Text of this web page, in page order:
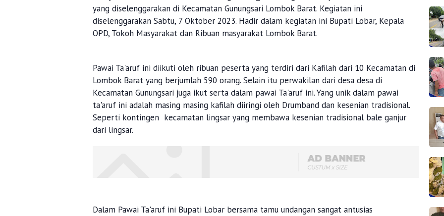
yang diselenggarakan di Kecamatan Gunungsari Lombok Barat. Kegiatan ini
diselenggarakan Sabtu, 7 Oktober 2023. Hadir dalam kegiatan ini Bupati Lobar, Kepala
OPD, Tokoh Masyarakat dan Ribuan masyarakat Lombok Barat.
Pawai Ta'aruf ini diikuti oleh ribuan peserta yang terdiri dari Kafilah dari 10 Kecamatan di
Lombok Barat yang berjumlah 590 orang. Selain itu perwakilan dari desa desa di
Kecamatan Gunungsari juga ikut serta dalam pawai Ta'aruf ini. Yang unik dalam pawai
ta'aruf ini adalah masing masing kafilah diiringi oleh Drumband dan kesenian tradisional.
Seperti kontingen kecamatan lingsar yang membawa kesenian tradisional bale ganjur
dari lingsar.
Dalam Pawai Ta'aruf ini Bupati Lobar bersama tamu undangan sangat antusias